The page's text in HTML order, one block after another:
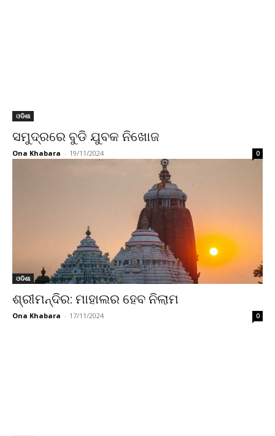
ଓଡିଶା
ସମୁଦ୍ରରେ ବୁଡି ଯୁବକ ନିଖୋଜ
Ona Khabara - 19/11/2024 0
ଓଡିଶା
ଶ୍ରୀମନ୍ଦିର: ମାହାଲର ହେବ ନିଲାମ
Ona Khabara - 17/11/2024 0